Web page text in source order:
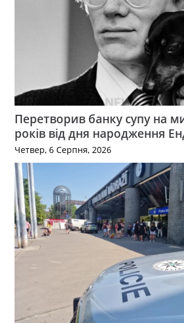
Перетворив банку супу на
років від дня народження
Четвер, 6 Серпня, 2026